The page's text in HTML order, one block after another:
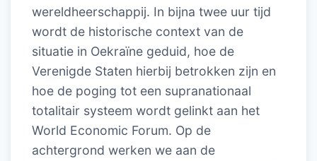
wereldheerschappij. In bijna twee uur tijd
wordt de historische context van de
situatie in Oekraïne geduid, hoe de
Verenigde Staten hierbij betrokken zijn en
hoe de poging tot een supranationaal
totalitair systeem wordt gelinkt aan het
World Economic Forum. Op de
achtergrond werken we aan de